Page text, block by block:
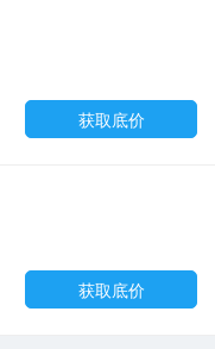
获取底价
获取底价